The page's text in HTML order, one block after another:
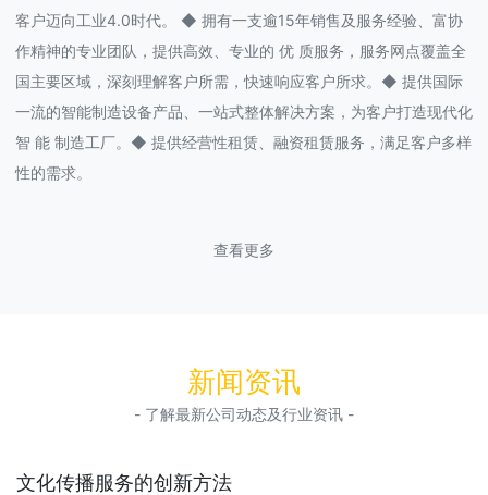
客户迈向工业4.0时代。 ◆ 拥有一支逾15年销售及服务经验、富协
作精神的专业团队，提供高效、专业的 优 质服务，服务网点覆盖全
国主要区域，深刻理解客户所需，快速响应客户所求。◆ 提供国际
一流的智能制造设备产品、一站式整体解决方案，为客户打造现代化
智 能 制造工厂。◆ 提供经营性租赁、融资租赁服务，满足客户多样
性的需求。
查看更多
新闻资讯
- 了解最新公司动态及行业资讯 -
文化传播服务的创新方法